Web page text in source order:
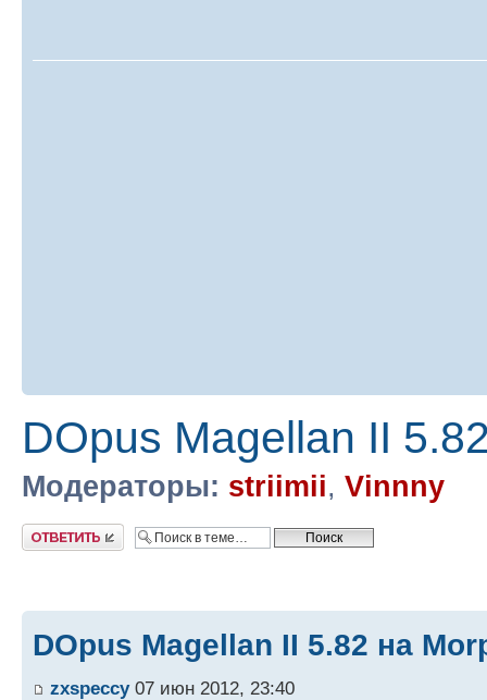
DOpus Magellan II
Модераторы: striimii, Vinnny
Ответить
DOpus Magellan II 5.82 на
zxspeccy07 июн 2012, 23:40